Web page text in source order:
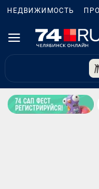
НЕДВИЖИМОСТЬ